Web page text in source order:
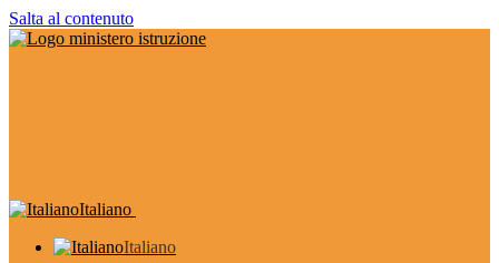
Salta al contenuto
Italiano
Italiano